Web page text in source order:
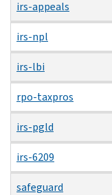
irs-appeals
irs-npl
irs-lbi
rpo-taxpros
irs-pgld
irs-6209
safeguard